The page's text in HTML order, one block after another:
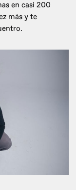
en casi 200
más y te